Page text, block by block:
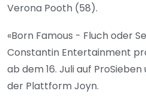
Verona Pooth (58).
«Born Famous - Fluch oder
Constantin Entertainment
ab dem 16. Juli auf
der Plattform Joyn.